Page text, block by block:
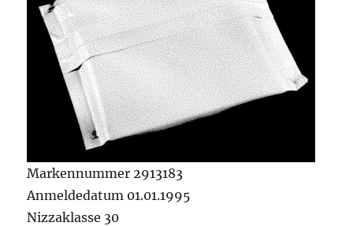
Markennummer 2913183
Anmeldedatum 01.01.1995
Nizzaklasse 30